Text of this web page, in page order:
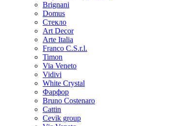
Brignani
Domus
Стекло
Art Decor
Arte Italia
Franco C.S.r.l.
Timon
Via Veneto
Vidivi
White Crystal
Фарфор
Bruno Costenaro
Cattin
Cevik group